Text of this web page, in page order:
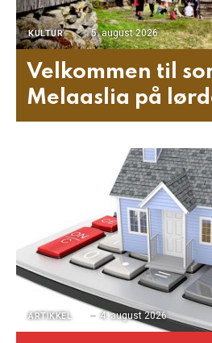
KULTUR 5. august 2026
Velkommen til
Melaaslia på
ARTIKKEL 4. august 2026